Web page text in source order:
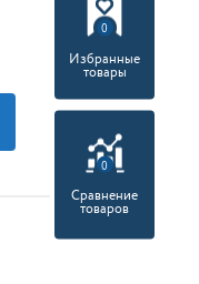
0
Избранные
товары
0
Сравнение
товаров